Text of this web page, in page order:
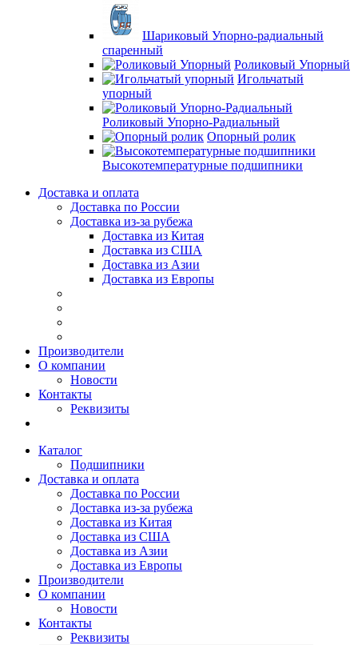
Шариковый Упорно-радиальный
спаренный
Роликовый Упорный
Игольчатый
упорный
Роликовый Упорно-Радиальный
Опорный ролик
Высокотемпературные подшипники
Доставка и оплата
Доставка по России
Доставка из-за рубежа
Доставка из Китая
Доставка из США
Доставка из Азии
Доставка из Европы
Производители
О компании
Новости
Контакты
Реквизиты
Каталог
Подшипники
Доставка и оплата
Доставка по России
Доставка из-за рубежа
Доставка из Китая
Доставка из США
Доставка из Азии
Доставка из Европы
Производители
О компании
Новости
Контакты
Реквизиты